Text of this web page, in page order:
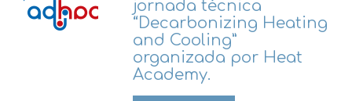
jornada técnica
“Decarbonizing Heating
and Cooling”
organizada por Heat
Academy.